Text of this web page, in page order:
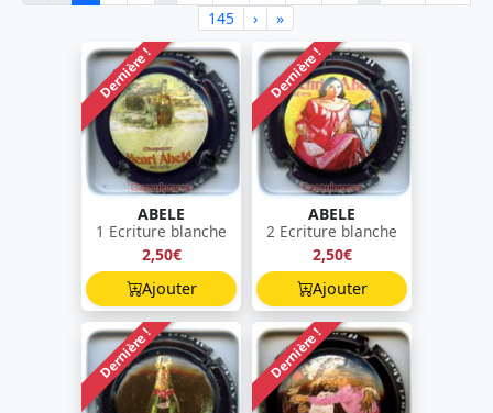
145
› »
Dernière !
ABELE
1 Ecriture blanche
2,50€
Ajouter
Dernière !
ABELE
2 Ecriture blanche
2,50€
Ajouter
Dernière ! Dernière !